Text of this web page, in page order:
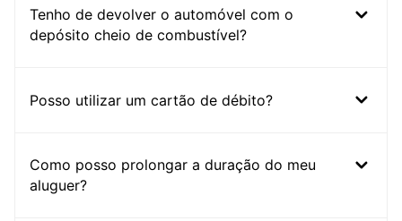
Tenho de devolver o automóvel com o
depósito cheio de combustível?
Posso utilizar um cartão de débito?
Como posso prolongar a duração do meu
aluguer?